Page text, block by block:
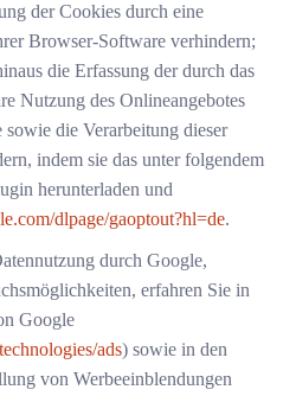
der Cookies durch eine
Browser-Software verhindern;
die Erfassung der durch das
Nutzung des Onlineangebotes
die Verarbeitung dieser
indem sie das unter folgendem
herunterladen und
dlpage/gaoptout?hl=de.
durch Google,
erfahren Sie in
Google
ads) sowie in den
von Werbeeinblendungen